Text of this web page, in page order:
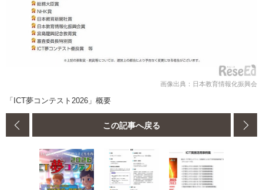
画像出典：日本教育情報化振興会
「ICT夢コンテスト2026」概要
この記事へ戻る